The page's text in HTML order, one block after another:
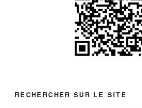
RECHERCHER SUR LE SITE